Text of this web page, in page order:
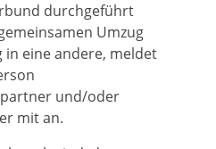
durchgeführt
Umzug
eine andere, meldet
und/oder
mit an.